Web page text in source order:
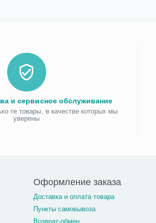
и сервисное обслуживание
те товары, в качестве которых мы
уверены
Оформление заказа
Доставка и оплата товара
Пункты самовывоза
Возврат-обмен